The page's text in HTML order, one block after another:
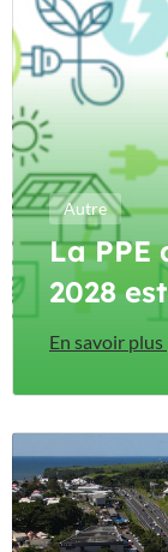
Autre
La PPE
2028
En savoir plus